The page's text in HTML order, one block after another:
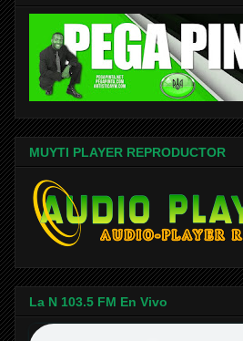
MUYTI PLAYER REPRODUCTOR
La N 103.5 FM En Vivo